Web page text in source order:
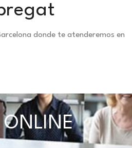
donde te atenderemos en
ONLINE